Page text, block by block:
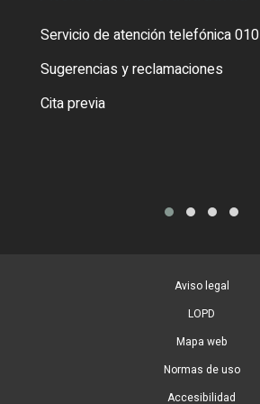
Servicio de atención telefónica 010
Sugerencias y reclamaciones
Cita previa
Aviso legal
LOPD
Mapa web
Normas de uso
Accesibilidad